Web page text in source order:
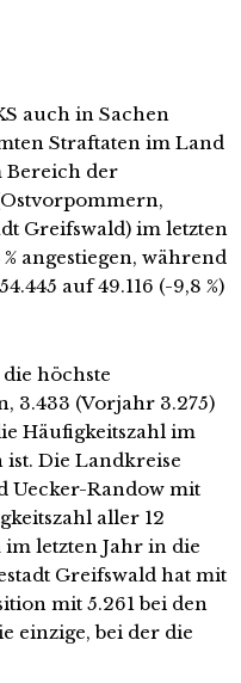
auch in Sachen
Straftaten im Land
Bereich der
Greifswald) im letzten
angestiegen, während
auf 49.116 (-9,8 %)
höchste
3.433 (Vorjahr 3.275)
Häufigkeitszahl im
ist. Die Landkreise
Uecker-Randow mit
aller 12
letzten Jahr in die
Greifswald hat mit
mit 5.261 bei den
einzige, bei der die